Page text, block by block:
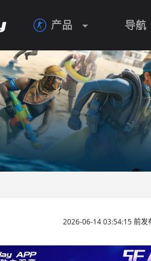
 产品 导航
2026-06-14 03:54:15 前